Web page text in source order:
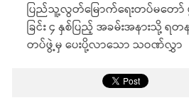
ပြည်သူ့လွတ်မြောက်ရေးတပ်မတေ
ခြင်း ၄ နှစ်ပြည့် အခမ်းအနားသို့ ရ
တပ်ဖွဲ့မှ ပေးပို့လာသော သဝဏ်လွှာ